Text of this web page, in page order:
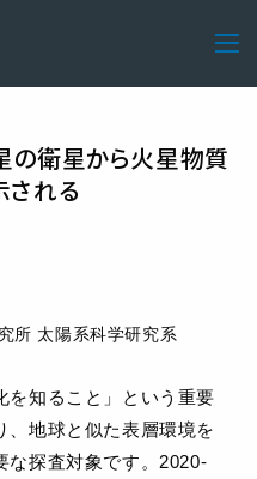
の衛星から火星物質
される
所 太陽系科学研究系
を知ること」という重要
、地球と似た表層環境を
な探査対象です。2020-